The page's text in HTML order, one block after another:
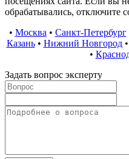
обрабатывались, отключите
• Москва • Санкт-Петербург
Казань• Нижний Новгород•
•
Задать вопрос эксперту